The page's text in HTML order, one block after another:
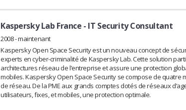
Kaspersky Lab France - IT Security Consultant
2008 - maintenant
Kaspersky Open Space Security est un nouveau concept de
experts en cyber-criminalité de Kaspersky Lab. Cette solution
architectures réseau de l’entreprise et assure une protection
mobiles. Kaspersky Open Space Security se compose de
de réseau. De la PME aux grands comptes dotés de réseaux
utilisateurs, fixes, et mobiles, une protection optimale.